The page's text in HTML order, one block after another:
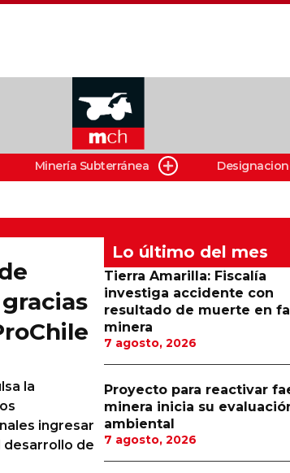
Minería Subterránea
la
ingresar
desarrollo de
Lo último del mes
Tierra Amarilla: Fiscalía
investiga accidente con
resultado de muerte en
minera
7 agosto, 2026
Proyecto para reactivar
minera inicia su
ambiental
7 agosto, 2026